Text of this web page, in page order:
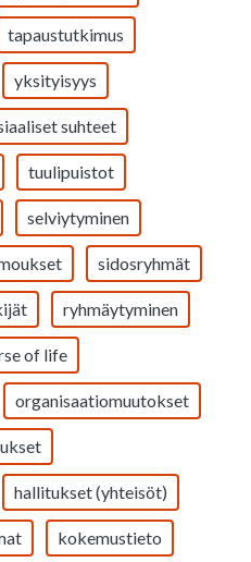
tapaustutkimus
yksityisyys
suhteet
tuulipuistot
selviytyminen
sidosryhmät
ryhmäytyminen
of life
organisaatiomuutokset
hallitukset (yhteisöt)
kokemustieto